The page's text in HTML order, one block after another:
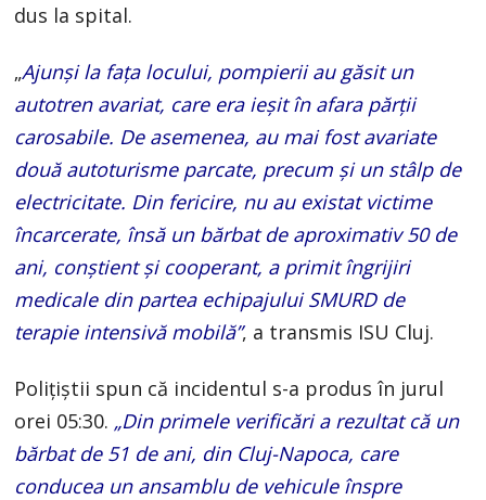
dus la spital.
„Ajunşi la faţa locului, pompierii au găsit un
autotren avariat, care era ieşit în afara părţii
carosabile. De asemenea, au mai fost avariate
două autoturisme parcate, precum şi un stâlp de
electricitate. Din fericire, nu au existat victime
încarcerate, însă un bărbat de aproximativ 50 de
ani, conştient şi cooperant, a primit îngrijiri
medicale din partea echipajului SMURD de
terapie intensivă mobilă”, a transmis ISU Cluj.
Polițiștii spun că incidentul s-a produs în jurul
orei 05:30. „Din primele verificări a rezultat că un
bărbat de 51 de ani, din Cluj-Napoca, care
conducea un ansamblu de vehicule înspre